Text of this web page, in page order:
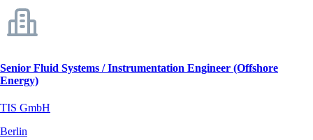
Senior Fluid Systems / Instrumentation Engineer (Offshore
Energy)
TIS GmbH
Berlin